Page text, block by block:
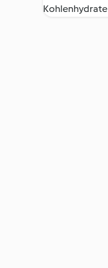
Kohlenhydrate